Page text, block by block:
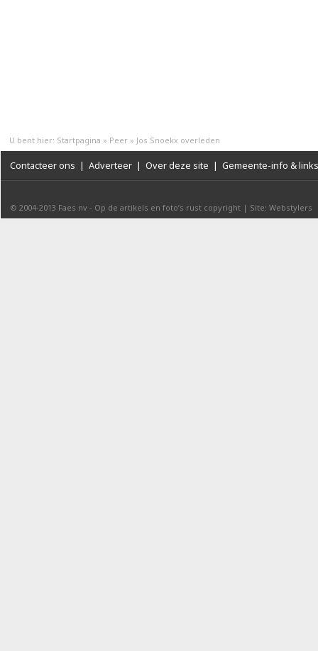
U bent hier: Startpagina » Peer » Jos Snoekx overleden
Contacteer ons | Adverteer | Over deze site | Gemeente-info & links
© 2004-2013 Faes nv - Op de artikels en foto’s rust copyright | Site: Webstylers